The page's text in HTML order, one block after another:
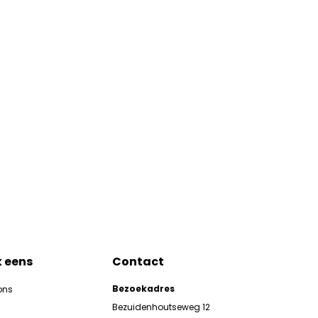
eens Contact
Bezoekadres
Bezuidenhoutseweg 12